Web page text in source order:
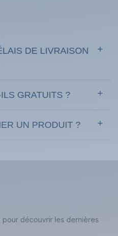
DE LIVRAISON
GRATUITS ?
UN PRODUIT ?
pour découvrir les dernières